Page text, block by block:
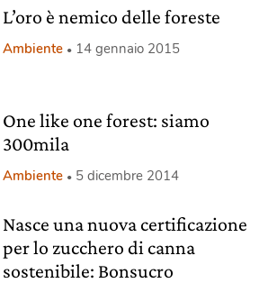
L’oro è nemico delle foreste
Ambiente 14 gennaio 2015
One like one forest: siamo
300mila
Ambiente 5 dicembre 2014
Nasce una nuova certificazione
per lo zucchero di canna
sostenibile: Bonsucro